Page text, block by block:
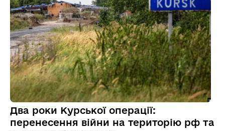
Два роки Курської операції:
перенесення війни на територію рф та